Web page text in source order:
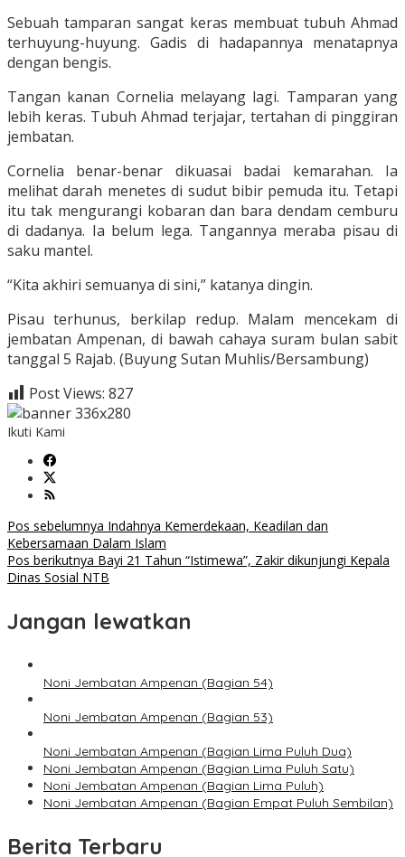
Sebuah tamparan sangat keras membuat tubuh Ahmad
terhuyung-huyung. Gadis di hadapannya menatapnya
dengan bengis.
Tangan kanan Cornelia melayang lagi. Tamparan yang
lebih keras. Tubuh Ahmad terjajar, tertahan di pinggiran
jembatan.
Cornelia benar-benar dikuasai badai kemarahan. Ia
melihat darah menetes di sudut bibir pemuda itu. Tetapi
itu tak mengurangi kobaran dan bara dendam cemburu
di dadanya. Ia belum lega. Tangannya meraba pisau di
saku mantel.
“Kita akhiri semuanya di sini,” katanya dingin.
Pisau terhunus, berkilap redup. Malam mencekam di
jembatan Ampenan, di bawah cahaya suram bulan sabit
tanggal 5 Rajab. (Buyung Sutan Muhlis/Bersambung)
Post Views: 827
Ikuti Kami
Navigasi
pos
Pos sebelumnya Indahnya Kemerdekaan, Keadilan dan
Kebersamaan Dalam Islam
Pos berikutnya Bayi 21 Tahun “Istimewa”, Zakir dikunjungi Kepala
Dinas Sosial NTB
Jangan lewatkan
Noni Jembatan Ampenan (Bagian 54)
Noni Jembatan Ampenan (Bagian 53)
Noni Jembatan Ampenan (Bagian Lima Puluh Dua)
Noni Jembatan Ampenan (Bagian Lima Puluh Satu)
Noni Jembatan Ampenan (Bagian Lima Puluh)
Noni Jembatan Ampenan (Bagian Empat Puluh Sembilan)
Berita Terbaru